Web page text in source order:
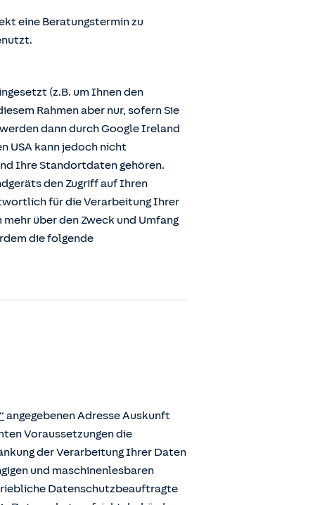
eine Beratungstermin zu
(z.B. um Ihnen den
Rahmen aber nur, sofern Sie
dann durch Google Ireland
USA kann jedoch nicht
Ihre Standortdaten gehören.
den Zugriff auf Ihren
für die Verarbeitung Ihrer
über den Zweck und Umfang
die folgende
angegebenen Adresse Auskunft
Voraussetzungen die
der Verarbeitung Ihrer Daten
und maschinenlesbaren
Datenschutzbeauftragte